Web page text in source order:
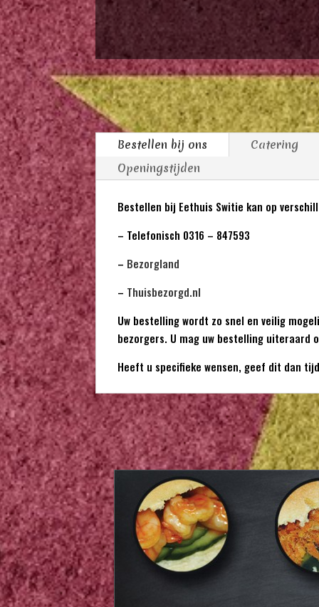
Bestellen bij ons
Catering
Openingstijden
Bestellen bij Eethuis Switie kan op
– Telefonisch 0316 – 847593
– Bezorgland
– Thuisbezorgd.nl
Uw bestelling wordt zo snel en veilig
bezorgers. U mag uw bestelling uiteraard
Heeft u specifieke wensen, geef dit dan